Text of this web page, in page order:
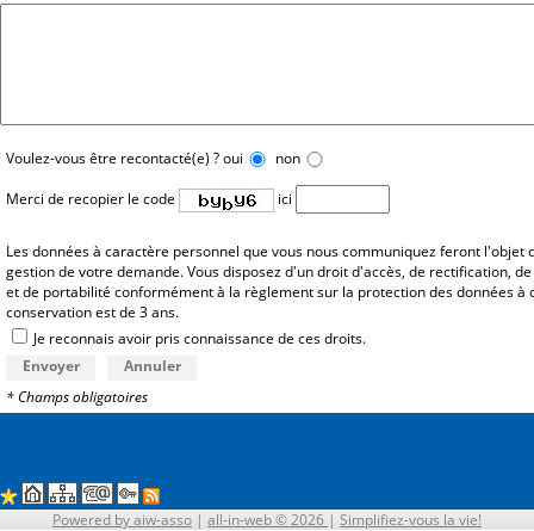
Voulez-vous être recontacté(e) ?oui
non
Merci de recopier le code
ici
Les données à caractère personnel que vous nous communiquez feront
gestion de votre demande. Vous disposez d'un droit d'accès, de rectification,
et de portabilité conformément à la règlement sur la protection des données à
conservation est de 3 ans.
Je reconnais avoir pris connaissance de ces droits.
Envoyer
Annuler
* Champs obligatoires
Powered by aiw-asso | all-in-web © 2026 | Simplifiez-vous la vie!